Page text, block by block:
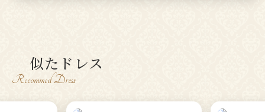
似たドレス
Recommed Dress